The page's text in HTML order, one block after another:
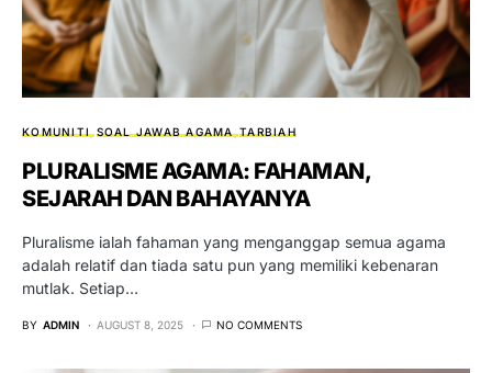
KOMUNITI SOAL JAWAB AGAMA TARBIAH
PLURALISME AGAMA: FAHAMAN,
SEJARAH DAN BAHAYANYA
Pluralisme ialah fahaman yang menganggap semua agama
adalah relatif dan tiada satu pun yang memiliki kebenaran
mutlak. Setiap…
BY ADMIN AUGUST 8, 2025 NO COMMENTS